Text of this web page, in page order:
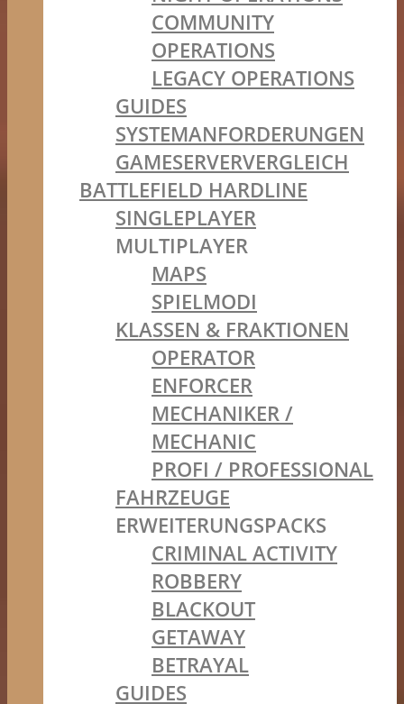
COMMUNITY
OPERATIONS
LEGACY OPERATIONS
GUIDES
SYSTEMANFORDERUNGEN
GAMESERVERVERGLEICH
BATTLEFIELD HARDLINE
SINGLEPLAYER
MULTIPLAYER
MAPS
SPIELMODI
KLASSEN & FRAKTIONEN
OPERATOR
ENFORCER
MECHANIKER /
MECHANIC
PROFI / PROFESSIONAL
FAHRZEUGE
ERWEITERUNGSPACKS
CRIMINAL ACTIVITY
ROBBERY
BLACKOUT
GETAWAY
BETRAYAL
GUIDES